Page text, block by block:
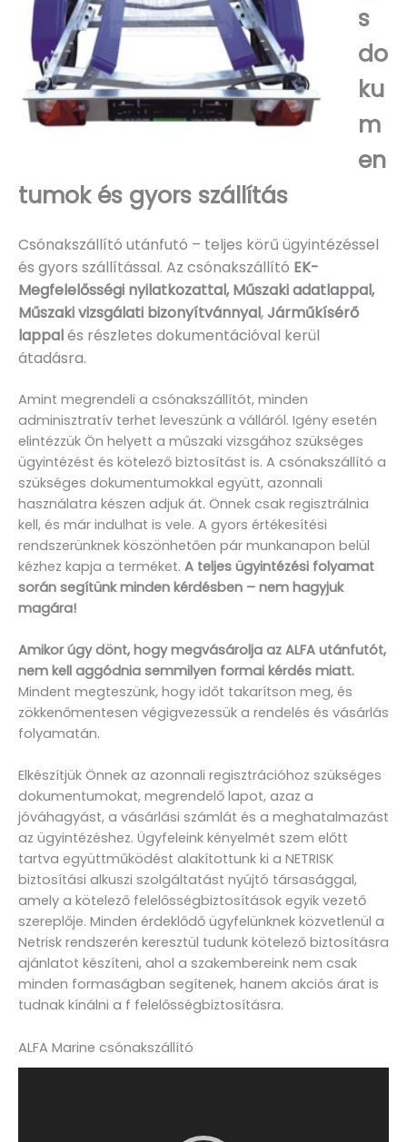
s
do
ku
m
en
tumok és gyors szállítás
Csónakszállító utánfutó – teljes körű ügyintézéssel
és gyors szállítással. Az csónakszállító EK-
Megfelelősségi nyilatkozattal, Műszaki adatlappal,
Műszaki vizsgálati bizonyítvánnyal,Járműkísérő
lappalés részletes dokumentációval kerül
átadásra.
Amint megrendeli a csónakszállítót, minden
adminisztratív terhet leveszünk a válláról. Igény esetén
elintézzük Ön helyett a műszaki vizsgához szükséges
ügyintézést és kötelező biztosítást is. A csónakszállító a
szükséges dokumentumokkal együtt, azonnali
használatra készen adjuk át. Önnek csak regisztrálnia
kell, és már indulhat is vele. A gyors értékesítési
rendszerünknek köszönhetően pár munkanapon belül
kézhez kapja a terméket. A teljes ügyintézési folyamat
során segítünk minden kérdésben – nem hagyjuk
magára!
Amikor úgy dönt, hogy megvásárolja az ALFA utánfutót,
nem kell aggódnia semmilyen formai kérdés miatt.
Mindent megteszünk, hogy időt takarítson meg, és
zökkenőmentesen végigvezessük a rendelés és vásárlás
folyamatán.
Elkészítjük Önnek az azonnali regisztrációhoz szükséges
dokumentumokat, megrendelő lapot, azaz a
jóváhagyást, a vásárlási számlát és a meghatalmazást
az ügyintézéshez. Ügyfeleink kényelmét szem előtt
tartva együttműködést alakítottunk ki a NETRISK
biztosítási alkuszi szolgáltatást nyújtó társasággal,
amely a kötelező felelősségbiztosítások egyik vezető
szereplője. Minden érdeklődő ügyfelünknek közvetlenül a
Netrisk rendszerén keresztül tudunk kötelező biztosításra
ajánlatot készíteni, ahol a szakembereink nem csak
minden formaságban segítenek, hanem akciós árat is
tudnak kínálni a f felelősségbiztosításra.
ALFA Marine csónakszállító